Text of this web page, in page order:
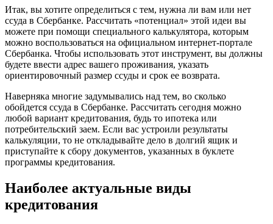
Итак, вы хотите определиться с тем, нужна ли вам или нет
ссуда в Сбербанке. Рассчитать «потенциал» этой идеи вы
можете при помощи специального калькулятора, которым
можно воспользоваться на официальном интернет-портале
Сбербанка. Чтобы использовать этот инструмент, вы должны
будете ввести адрес вашего проживания, указать
ориентировочный размер ссуды и срок ее возврата.
Наверняка многие задумывались над тем, во сколько
обойдется ссуда в Сбербанке. Рассчитать сегодня можно
любой вариант кредитования, будь то ипотека или
потребительский заем. Если вас устроили результаты
калькуляции, то не откладывайте дело в долгий ящик и
приступайте к сбору документов, указанных в буклете
программы кредитования.
Наиболее актуальные виды
кредитования